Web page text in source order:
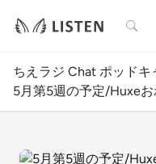
検索
ちえラジ Chat ポッドキ
5月第5週の予定/Huxeお